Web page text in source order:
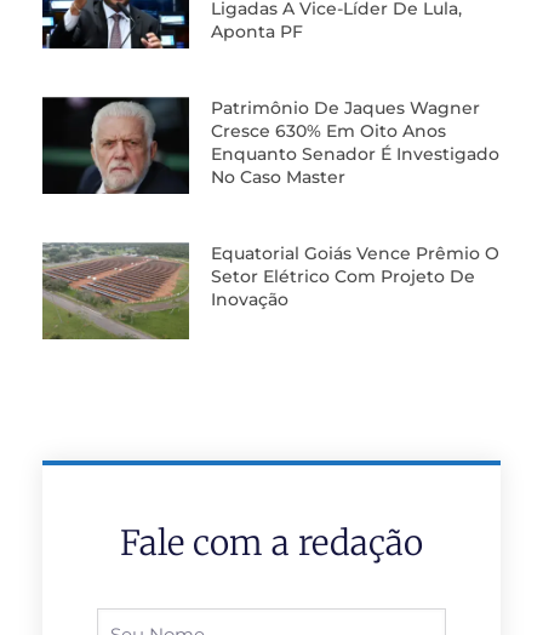
Ligadas A Vice-Líder De Lula,
Aponta PF
Patrimônio De Jaques Wagner
Cresce 630% Em Oito Anos
Enquanto Senador É Investigado
No Caso Master
Equatorial Goiás Vence Prêmio O
Setor Elétrico Com Projeto De
Inovação
Fale com a redação